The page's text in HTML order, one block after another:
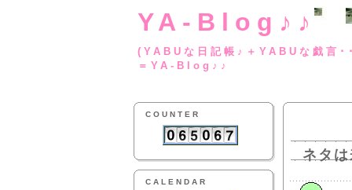
YA-Blog♪♪
(YABUな日記帳♪
＝YA-Blog♪♪
COUNTER
CALENDAR
ネタ